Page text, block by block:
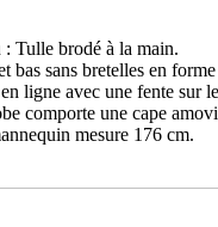
: Tulle brodé à la main.
bas sans bretelles en
ligne avec une fente sur
comporte une cape
mesure 176 cm.